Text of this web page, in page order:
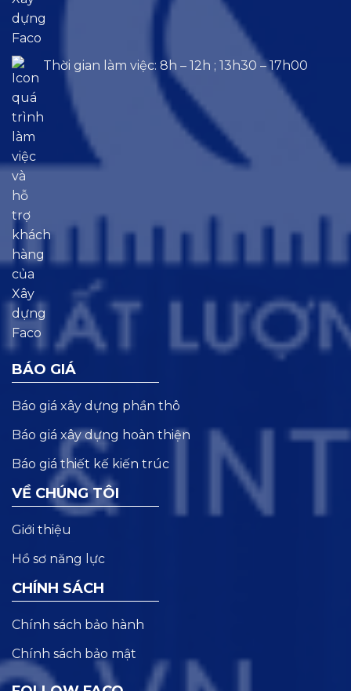
Thời gian làm việc: 8h – 12h ; 13h30 – 17h00
BÁO GIÁ
Báo giá xây dựng phần thô
Báo giá xây dựng hoàn thiện
Báo giá thiết kế kiến trúc
VỀ CHÚNG TÔI
Giới thiệu
Hồ sơ năng lực
CHÍNH SÁCH
Chính sách bảo hành
Chính sách bảo mật